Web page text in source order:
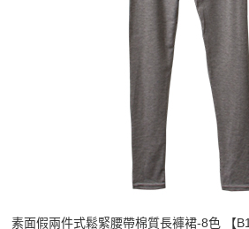
素面假兩件式鬆緊腰帶棉質長褲裙-8色 【